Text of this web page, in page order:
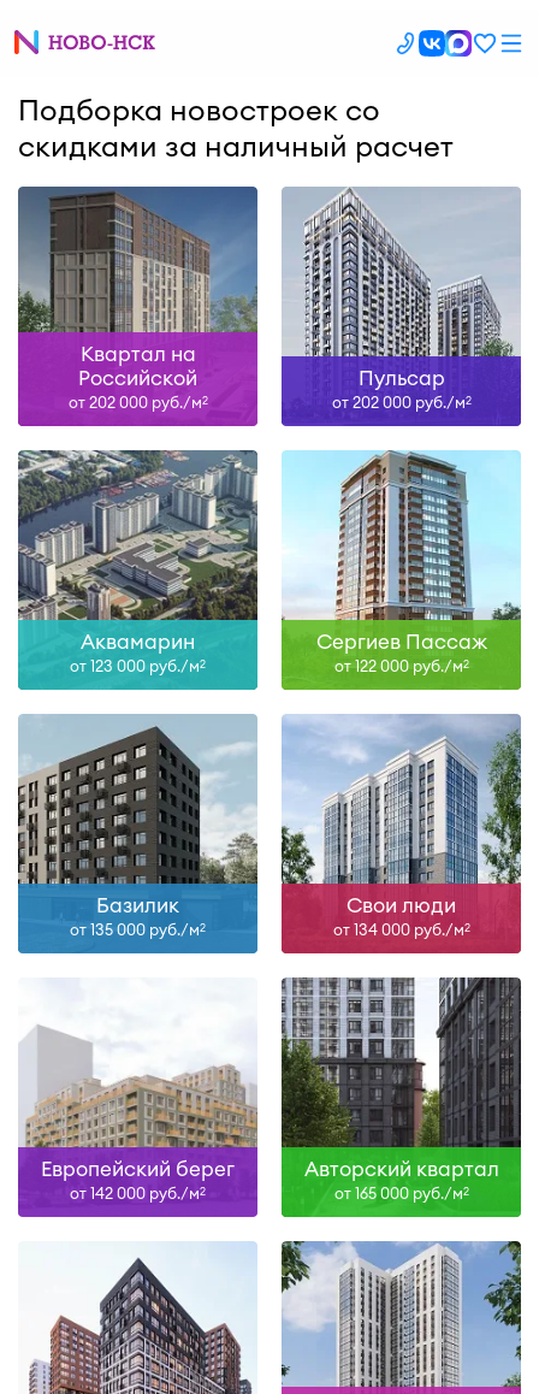
Подборка новостроек со
скидками за наличный расчет
Квартал на
Российской
от 202 000 руб./м2
Пульсар
от 202 000 руб./м2
Аквамарин
от 123 000 руб./м2
Сергиев Пассаж
от 122 000 руб./м2
Базилик
от 135 000 руб./м2
Свои люди
от 134 000 руб./м2
Европейский берег
от 142 000 руб./м2
Авторский квартал
от 165 000 руб./м2